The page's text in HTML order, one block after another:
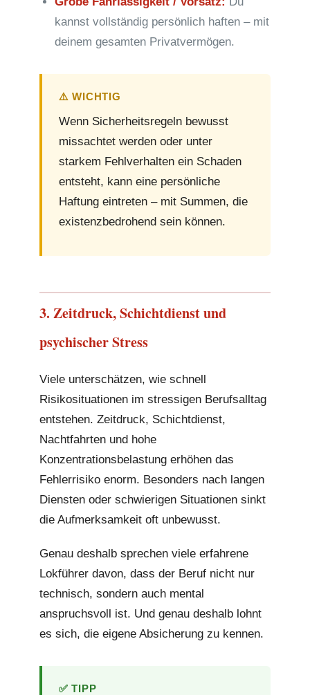
kannst vollständig persönlich haften – mit
deinem gesamten Privatvermögen.
⚠️ WICHTIG
Wenn Sicherheitsregeln bewusst
missachtet werden oder unter
starkem Fehlverhalten ein Schaden
entsteht, kann eine persönliche
Haftung eintreten – mit Summen, die
existenzbedrohend sein können.
3. Zeitdruck, Schichtdienst und
psychischer Stress
Viele unterschätzen, wie schnell
Risikosituationen im stressigen Berufsalltag
entstehen. Zeitdruck, Schichtdienst,
Nachtfahrten und hohe
Konzentrationsbelastung erhöhen das
Fehlerrisiko enorm. Besonders nach langen
Diensten oder schwierigen Situationen sinkt
die Aufmerksamkeit oft unbewusst.
Genau deshalb sprechen viele erfahrene
Lokführer davon, dass der Beruf nicht nur
technisch, sondern auch mental
anspruchsvoll ist. Und genau deshalb lohnt
es sich, die eigene Absicherung zu kennen.
✅ TIPP